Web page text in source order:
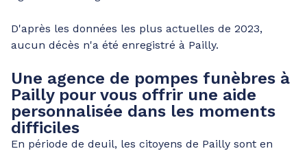
D'après les données les plus actuelles de 2023,
aucun décès n'a été enregistré à Pailly.
Une agence de pompes funèbres à
Pailly pour vous offrir une aide
personnalisée dans les moments
difficiles
En période de deuil, les citoyens de Pailly sont en